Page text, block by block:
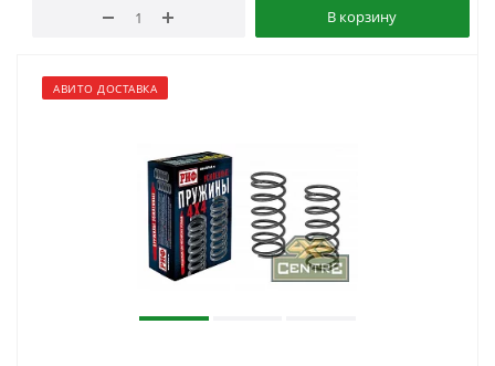
В корзину
АВИТО ДОСТАВКА